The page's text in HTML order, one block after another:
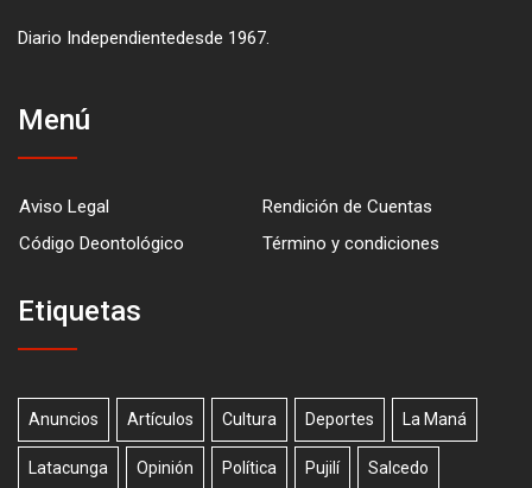
Diario Independientedesde 1967.
Menú
Aviso Legal
Rendición de Cuentas
Código Deontológico
Término y condiciones
Etiquetas
Anuncios Artículos Cultura Deportes La Maná
Latacunga Opinión Política Pujilí Salcedo